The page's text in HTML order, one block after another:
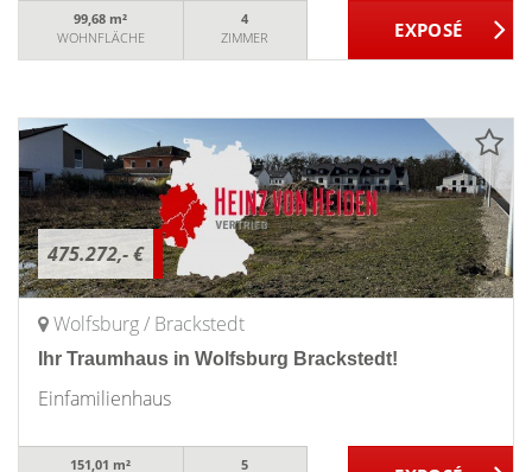
99,68 m²
WOHNFLÄCHE
4
ZIMMER
475.272,- €
Wolfsburg / Brackstedt
Ihr Traumhaus in Wolfsburg Brackstedt!
Einfamilienhaus
151,01 m²
5